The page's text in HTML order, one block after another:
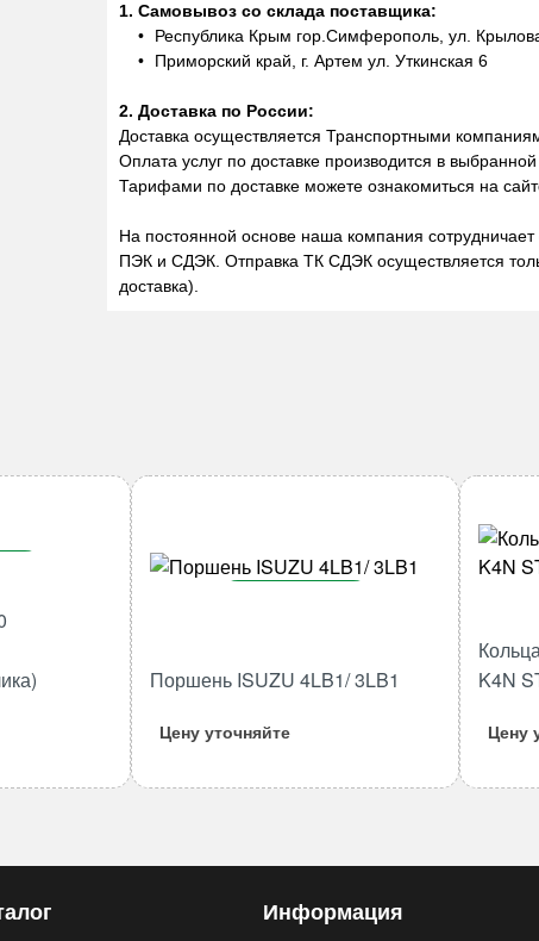
1. Самовывоз со склада поставщика:
Республика Крым гор.Симферополь, ул.
Приморский край, г. Артем ул. Уткинская 6
2. Доставка по России:
Доставка осуществляется Транспортными
Оплата услуг по доставке производится в
Тарифами по доставке можете ознакомиться на
На постоянной основе наша компания
ПЭК и СДЭК. Отправка ТК СДЭК осуществляется
доставка).
товара
3LB1
Поршень ISUZU 4LB1/ 3LB1
Цену уточняйте
K4N
Цену
Информация